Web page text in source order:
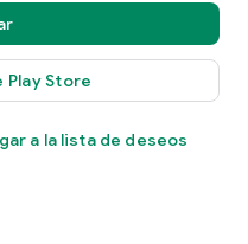
Play Store
a la lista de deseos